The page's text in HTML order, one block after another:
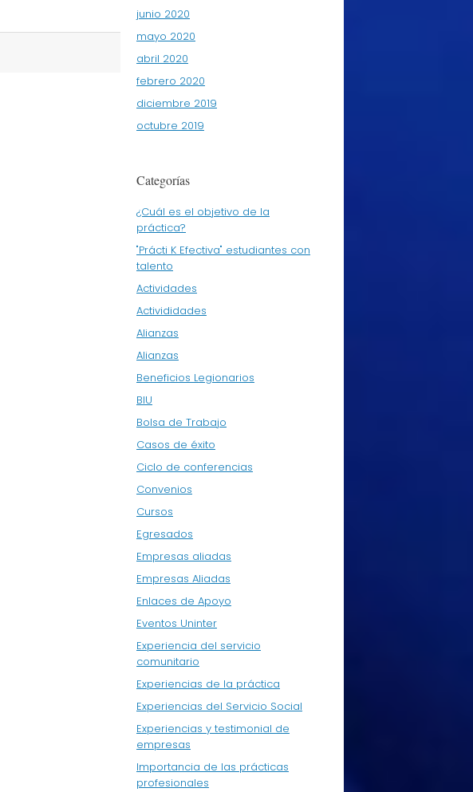
junio 2020
mayo 2020
abril 2020
febrero 2020
diciembre 2019
octubre 2019
Categorías
¿Cuál es el objetivo de la
práctica?
"Prácti K Efectiva" estudiantes con
talento
Actividades
Activididades
Alianzas
Alianzas
Beneficios Legionarios
BIU
Bolsa de Trabajo
Casos de éxito
Ciclo de conferencias
Convenios
Cursos
Egresados
Empresas aliadas
Empresas Aliadas
Enlaces de Apoyo
Eventos Uninter
Experiencia del servicio
comunitario
Experiencias de la práctica
Experiencias del Servicio Social
Experiencias y testimonial de
empresas
Importancia de las prácticas
profesionales